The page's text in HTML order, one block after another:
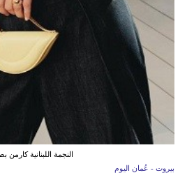
النجمة اللبنانية كارمن
بيروت - عُمان اليوم